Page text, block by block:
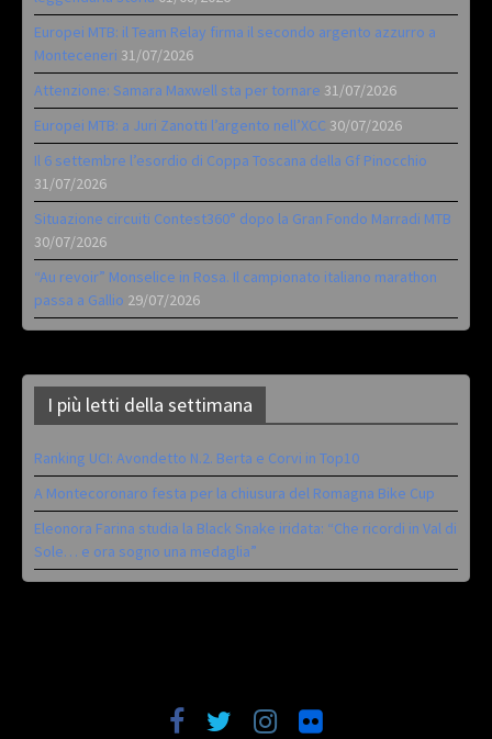
Europei MTB: il Team Relay firma il secondo argento azzurro a
Monteceneri 31/07/2026
Attenzione: Samara Maxwell sta per tornare 31/07/2026
Europei MTB: a Juri Zanotti l’argento nell’XCC 30/07/2026
Il 6 settembre l’esordio di Coppa Toscana della Gf Pinocchio
31/07/2026
Situazione circuiti Contest360° dopo la Gran Fondo Marradi MTB
30/07/2026
“Au revoir” Monselice in Rosa. Il campionato italiano marathon
passa a Gallio 29/07/2026
I più letti della settimana
Ranking UCI: Avondetto N.2. Berta e Corvi in Top10
A Montecoronaro festa per la chiusura del Romagna Bike Cup
Eleonora Farina studia la Black Snake iridata: “Che ricordi in Val di
Sole… e ora sogno una medaglia”